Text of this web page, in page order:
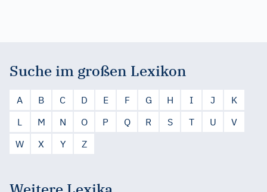
Suche im großen Lexikon
A B C D E F G H I J
K
L
M N O P Q R S T U
V
W
X Y Z